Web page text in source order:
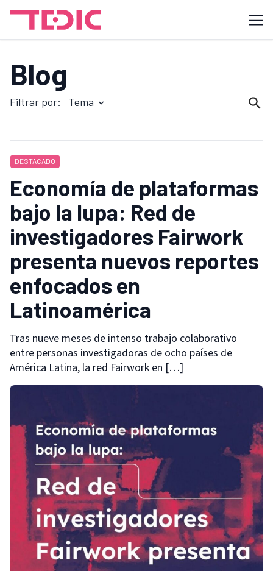
Blog
Filtrar por: Tema
DESTACADO
Economía de plataformas
bajo la lupa: Red de
investigadores Fairwork
presenta nuevos reportes
enfocados en
Latinoamérica
Tras nueve meses de intenso trabajo colaborativo
entre personas investigadoras de ocho países de
América Latina, la red Fairwork en […]